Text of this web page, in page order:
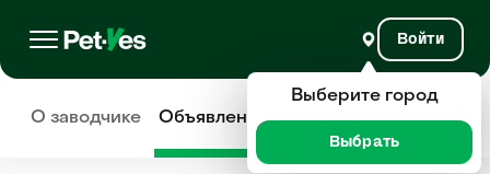
Войти
О заводчике Объявления Отзывы
Выберите город
Выбрать